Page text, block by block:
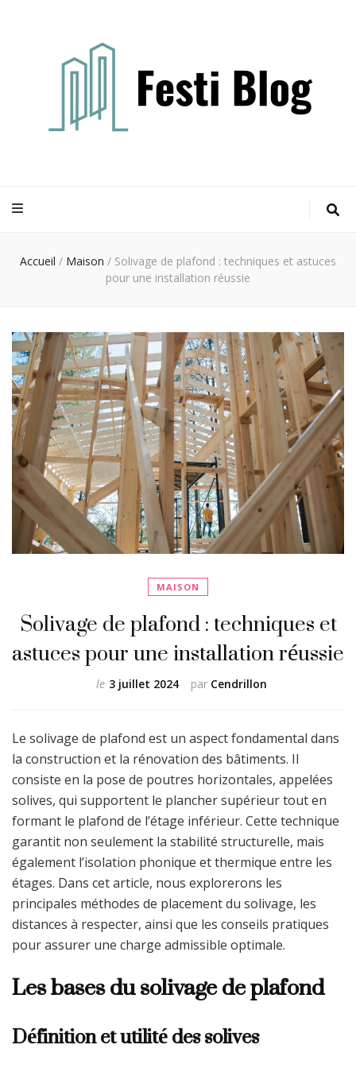
Accueil / Maison / Solivage de plafond : techniques et astuces
pour une installation réussie
MAISON
Solivage de plafond : techniques et
astuces pour une installation réussie
par Cendrillon
le 3 juillet 2024
Le solivage de plafond est un aspect fondamental dans
la construction et la rénovation des bâtiments. Il
consiste en la pose de poutres horizontales, appelées
solives, qui supportent le plancher supérieur tout en
formant le plafond de l’étage inférieur. Cette technique
garantit non seulement la stabilité structurelle, mais
également l’isolation phonique et thermique entre les
étages. Dans cet article, nous explorerons les
principales méthodes de placement du solivage, les
distances à respecter, ainsi que les conseils pratiques
pour assurer une charge admissible optimale.
Les bases du solivage de plafond
Définition et utilité des solives